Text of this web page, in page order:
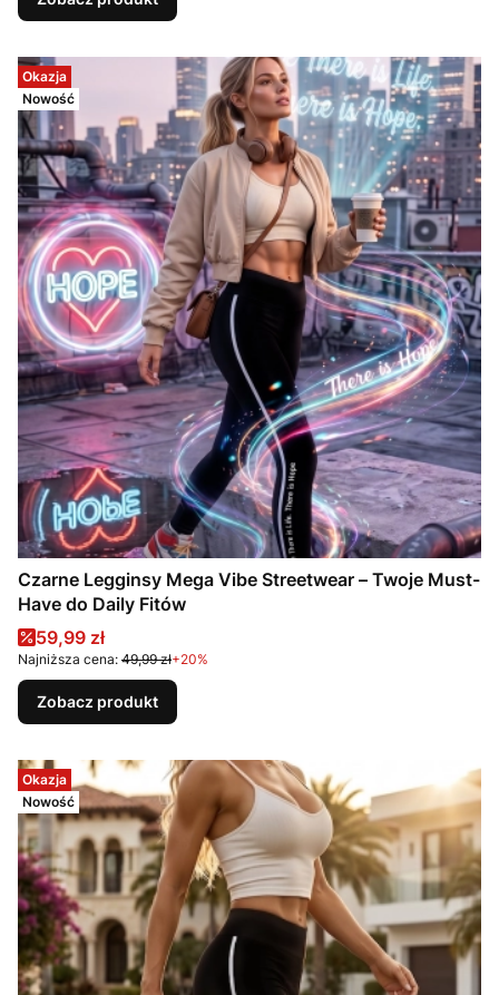
Okazja
Nowość
Czarne Legginsy Mega Vibe Streetwear – Twoje Must-
Have do Daily Fitów
Cena promocyjna
59,99 zł
Najniższa cena: 49,99 zł+20%
Zobacz produkt
Okazja
Nowość